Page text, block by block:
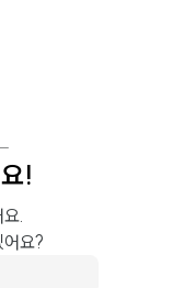
!
.
요?